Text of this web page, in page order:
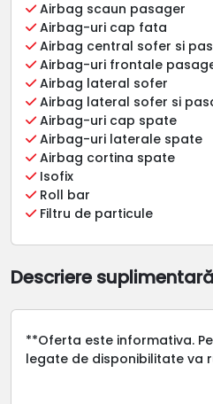
Airbag scaun pasager
Airbag-uri cap fata
Airbag central sofer si
Airbag-uri frontale
Airbag lateral sofer
Airbag lateral sofer si
Airbag-uri cap spate
Airbag-uri laterale spate
Airbag cortina spate
Isofix
Roll bar
Filtru de particule
Descriere
**Oferta este informativa.
legate de disponibilitate va